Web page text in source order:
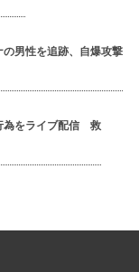
男性を追跡、自爆攻撃
為をライブ配信 救